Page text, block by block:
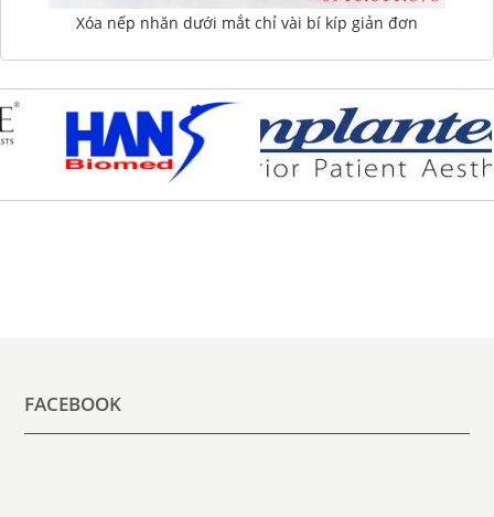
Xóa nếp nhăn dưới mắt chỉ vài bí kíp giản đơn
FACEBOOK